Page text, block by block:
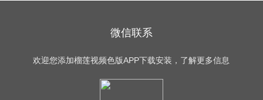
微信联系
欢迎您添加榴莲视频色版APP下载安装，了解更多信息